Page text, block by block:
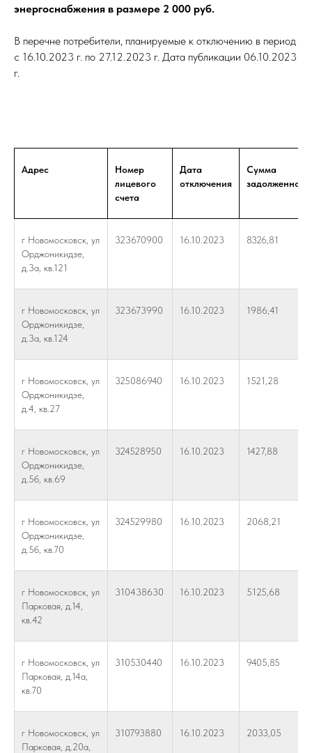
энергоснабжения в размере 2 000 руб.
В перечне потребители, планируемые к отключению в период
с 16.10.2023 г. по 27.12.2023 г. Дата публикации 06.10.2023
г.
Адрес
Номер
лицевого
счета
Дата
отключения
Сумма
г Новомосковск, ул
Орджоникидзе,
д.3а, кв.121
323670900 16.10.2023 8326,81
г Новомосковск, ул
Орджоникидзе,
д.3а, кв.124
323673990 16.10.2023 1986,41
г Новомосковск, ул
Орджоникидзе,
д.4, кв.27
325086940 16.10.2023 1521,28
г Новомосковск, ул
Орджоникидзе,
д.5б, кв.69
324528950 16.10.2023 1427,88
г Новомосковск, ул
Орджоникидзе,
д.5б, кв.70
324529980 16.10.2023 2068,21
г Новомосковск, ул
Парковая, д.14,
кв.42
310438630 16.10.2023 5125,68
г Новомосковск, ул
Парковая, д.14а,
кв.70
310530440 16.10.2023 9405,85
г Новомосковск, ул
Парковая, д.20а,
310793880 16.10.2023 2033,05